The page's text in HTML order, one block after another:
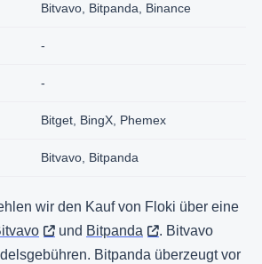
Bitvavo, Bitpanda, Binance
-
-
Bitget, BingX, Phemex
Bitvavo, Bitpanda
wir den Kauf von Floki über eine
und Bitpanda
. Bitvavo
Bitpanda überzeugt vor